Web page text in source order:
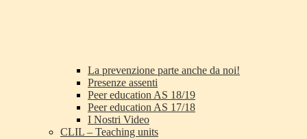
La prevenzione parte anche da noi!
Presenze assenti
Peer education AS 18/19
Peer education AS 17/18
I Nostri Video
CLIL – Teaching units